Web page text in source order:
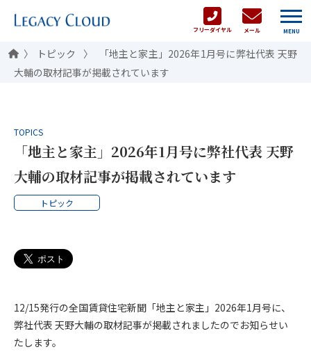
フリーダイヤル メール MENU
トピック
「地主と家主」2026年1月号に弊社代表 天野
大輔の取材記事が掲載されています
TOPICS
「地主と家主」2026年1月号に弊社代表 天野
大輔の取材記事が掲載されています
トピック
12/15発行の全国賃貸住宅新聞「地主と家主」2026年1月号に、
弊社代表 天野大輔の取材記事が掲載されましたのでお知らせい
たします。